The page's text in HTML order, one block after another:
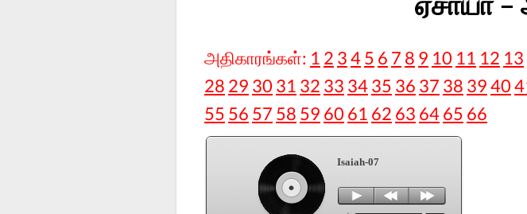
அதிகாரங்கள்: 1 2 345 6 7 8 9 10 11 12 13
28 29 30 31 32 33 3435 36 37 38 3940
55 56 57 58 59 60 61 62 63 6465 66
Isaiah-07